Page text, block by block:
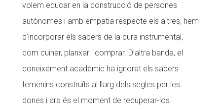
volem educar en la construcció de persones
autònomes i amb empatia respecte els altres, hem
d’incorporar els sabers de la cura instrumental,
com cuinar, planxar i comprar. D’altra banda, el
coneixement acadèmic ha ignorat els sabers
femenins construïts al llarg dels segles per les
dones i ara és el moment de recuperar-los.